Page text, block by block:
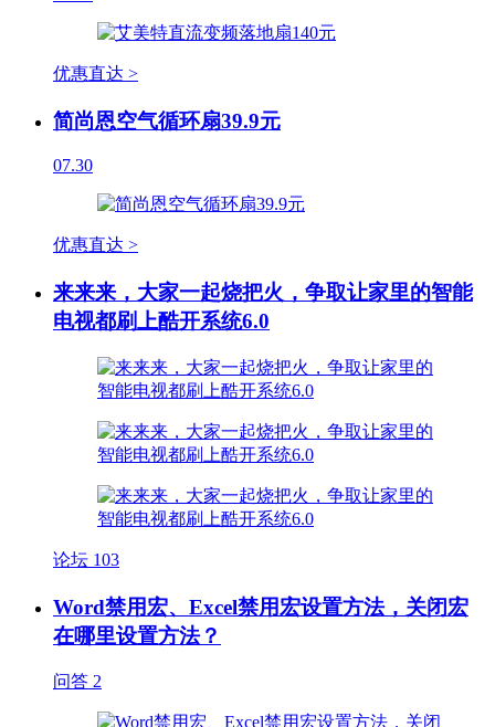
优惠直达 >
简尚恩空气循环扇39.9元
07.30
优惠直达 >
来来来，大家一起烧把火，争取让家里的智能
电视都刷上酷开系统6.0
论坛 103
Word禁用宏、Excel禁用宏设置方法，关闭宏
在哪里设置方法？
问答 2